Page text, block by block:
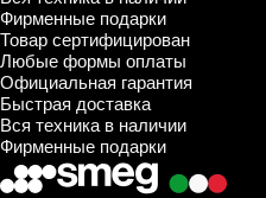
Фирменные подарки
Товар сертифицирован
Любые формы оплаты
Официальная гарантия
Быстрая доставка
Вся техника в наличии
Фирменные подарки